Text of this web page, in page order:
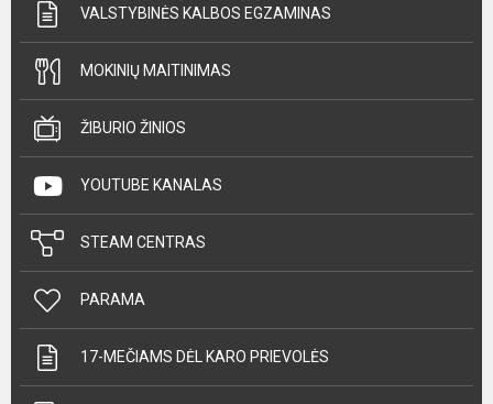
VALSTYBINĖS KALBOS EGZAMINAS
MOKINIŲ MAITINIMAS
ŽIBURIO ŽINIOS
YOUTUBE KANALAS
STEAM CENTRAS
PARAMA
17-MEČIAMS DĖL KARO PRIEVOLĖS